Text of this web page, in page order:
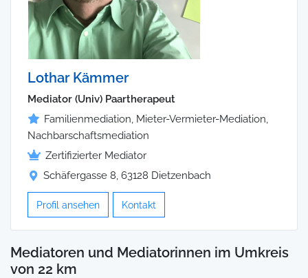
Lothar Kämmer
Mediator (Univ) Paartherapeut
Familienmediation, Mieter-Vermieter-Mediation,
Nachbarschaftsmediation
Zertifizierter Mediator
Schäfergasse 8, 63128 Dietzenbach
Profil ansehen Kontakt
Mediatoren und Mediatorinnen im Umkreis
von 22 km